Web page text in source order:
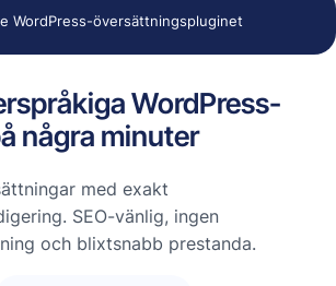
WordPress-översättningspluginet
WordPress-
några minuter
med exakt
SEO-vänlig, ingen
och blixtsnabb prestanda.